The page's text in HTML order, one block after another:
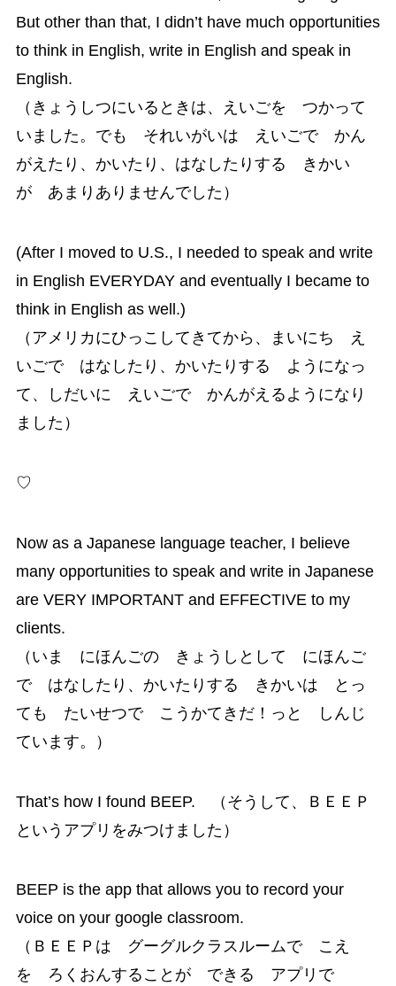
But other than that, I didn’t have much opportunities
to think in English, write in English and speak in
English.
（きょうしつにいるときは、えいごを つかって
いました。でも それいがいは えいごで かん
がえたり、かいたり、はなしたりする きかい
が あまりありませんでした）
(After I moved to U.S., I needed to speak and write
in English EVERYDAY and eventually I became to
think in English as well.)
（アメリカにひっこしてきてから、まいにち え
いごで はなしたり、かいたりする ようになっ
て、しだいに えいごで かんがえるようになり
ました）
♡
Now as a Japanese language teacher, I believe
many opportunities to speak and write in Japanese
are VERY IMPORTANT and EFFECTIVE to my
clients.
（いま にほんごの きょうしとして にほんご
で はなしたり、かいたりする きかいは とっ
ても たいせつで こうかてきだ！っと しんじ
ています。）
That’s how I found BEEP. （そうして、ＢＥＥＰ
というアプリをみつけました）
BEEP is the app that allows you to record your
voice on your google classroom.
（ＢＥＥＰは グーグルクラスルームで こえ
を ろくおんすることが できる アプリで